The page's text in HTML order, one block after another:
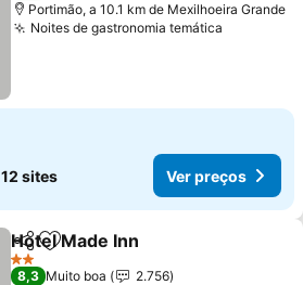
Portimão, a 10.1 km de Mexilhoeira Grande
Noites de gastronomia temática
12 sites Ver preços
PartilharAdicionar aos favoritos
Hotel Made Inn
2 Estrelas
8,3 Muito boa
2.756